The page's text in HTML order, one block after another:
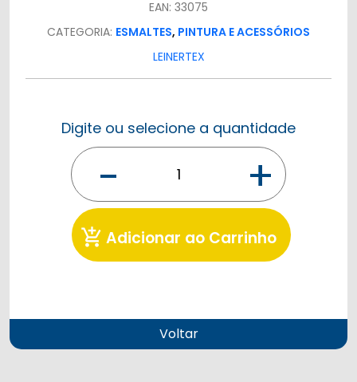
EAN: 33075
CATEGORIA: ESMALTES, PINTURA E ACESSÓRIOS
LEINERTEX
Digite ou selecione a quantidade
- +
add_shopping_cart Adicionar ao Carrinho
Voltar